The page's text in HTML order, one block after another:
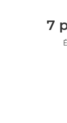
Caractéristiques
7